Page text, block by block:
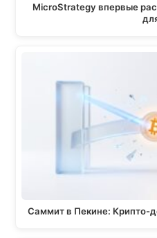
MicroStrategy впервые
Саммит в Пекине: Крипто-